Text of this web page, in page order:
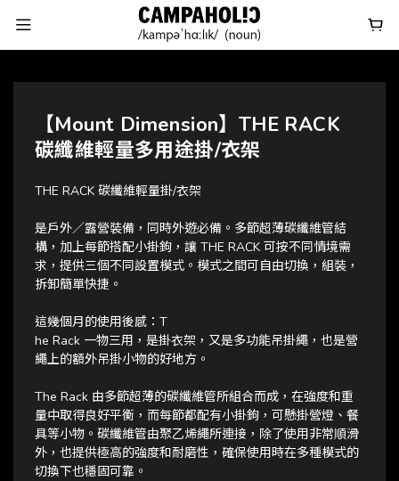
【Mount Dimension】THE RACK
碳纖維輕量多用途掛/衣架
THE RACK 碳纖維輕量掛/衣架
是戶外／露營裝備，同時外遊必備。多節超薄碳纖維管結
構，加上每節搭配小掛鉤，讓 THE RACK 可按不同情境需
求，提供三個不同設置模式。模式之間可自由切換，組裝，
拆卸簡單快捷。
這幾個月的使用後感：T
he Rack 一物三用，是掛衣架，又是多功能吊掛繩，也是營
繩上的額外吊掛小物的好地方。
The Rack 由多節超薄的碳纖維管所組合而成，在強度和重
量中取得良好平衡，而每節都配有小掛鉤，可懸掛營燈、餐
具等小物。碳纖維管由聚乙烯繩所連接，除了使用非常順滑
外，也提供極高的強度和耐磨性，確保使用時在多種模式的
切換下也穩固可靠。